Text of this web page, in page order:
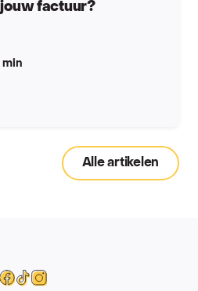
factuur?
min
Alle artikelen
Facebook
Tiktok
Instagram